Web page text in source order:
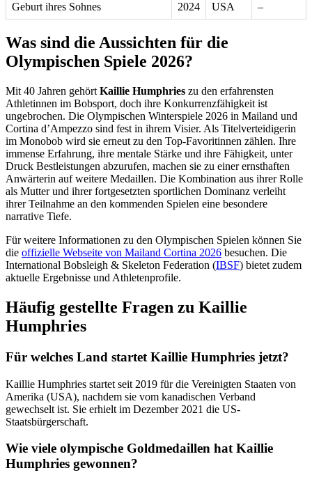
Geburt ihres Sohnes 2024 USA –
Was sind die Aussichten für die
Olympischen Spiele 2026?
Mit 40 Jahren gehört Kaillie Humphries zu den erfahrensten
Athletinnen im Bobsport, doch ihre Konkurrenzfähigkeit ist
ungebrochen. Die Olympischen Winterspiele 2026 in Mailand und
Cortina d’Ampezzo sind fest in ihrem Visier. Als Titelverteidigerin
im Monobob wird sie erneut zu den Top-Favoritinnen zählen. Ihre
immense Erfahrung, ihre mentale Stärke und ihre Fähigkeit, unter
Druck Bestleistungen abzurufen, machen sie zu einer ernsthaften
Anwärterin auf weitere Medaillen. Die Kombination aus ihrer Rolle
als Mutter und ihrer fortgesetzten sportlichen Dominanz verleiht
ihrer Teilnahme an den kommenden Spielen eine besondere
narrative Tiefe.
Für weitere Informationen zu den Olympischen Spielen können Sie
die offizielle Webseite von Mailand Cortina 2026 besuchen. Die
International Bobsleigh & Skeleton Federation (IBSF) bietet zudem
aktuelle Ergebnisse und Athletenprofile.
Häufig gestellte Fragen zu Kaillie
Humphries
Für welches Land startet Kaillie Humphries jetzt?
Kaillie Humphries startet seit 2019 für die Vereinigten Staaten von
Amerika (USA), nachdem sie vom kanadischen Verband
gewechselt ist. Sie erhielt im Dezember 2021 die US-
Staatsbürgerschaft.
Wie viele olympische Goldmedaillen hat Kaillie
Humphries gewonnen?